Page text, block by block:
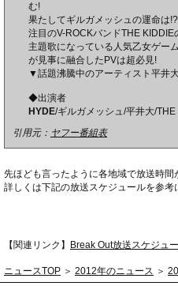
む!
果たしてギルガメッシュの運命は!?
注目のV-ROCKバンドTHE KIDDIE
主題歌になっている人気乙女ゲー
が見事に融合したPVは超必見!
▼話題沸騰中のアーティスト平井
◆出演者
HYDE/ギルガメッシュ/平井大/
引用元： ヤフー番組表
先ほども言ったように各地域で放送時間
詳しくは下記の放送スケジュールを参考
【関連リンク】 Break Out放送スケジュ
ニュースTOP ＞ 2012年のニュース ＞